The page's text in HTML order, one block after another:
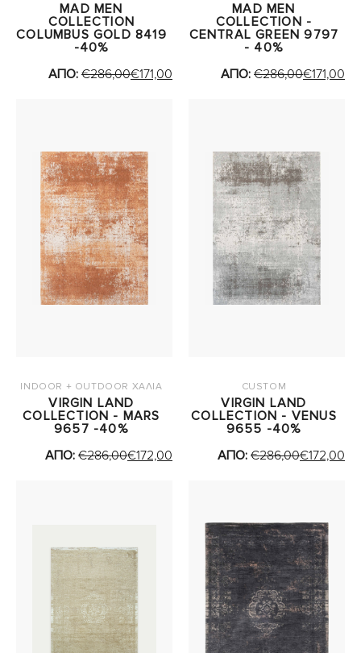
MAD MEN
COLLECTION
COLUMBUS GOLD 8419
-40%
ΑΠΟ: €286,00€171,00
MAD MEN
COLLECTION -
CENTRAL GREEN 9797
- 40%
ΑΠΟ: €286,00€171,00
INDOOR + OUTDOOR ΧΑΛΙΑ
VIRGIN LAND
COLLECTION - MARS
9657 -40%
ΑΠΟ: €286,00€172,00
CUSTOM
VIRGIN LAND
COLLECTION - VENUS
9655 -40%
ΑΠΟ: €286,00€172,00